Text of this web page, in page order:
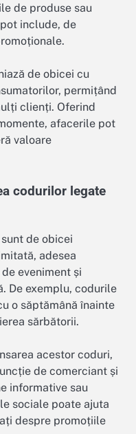
de produse sau
include, de
de obicei cu
permițând
clienți. Oferind
afacerile pot
valoare
codurilor legate
de obicei
adesea
eveniment și
De exemplu, codurile
o săptămână înainte
sărbătorii.
acestor coduri,
de comerciant și
informative sau
sociale poate ajuta
despre promoțiile